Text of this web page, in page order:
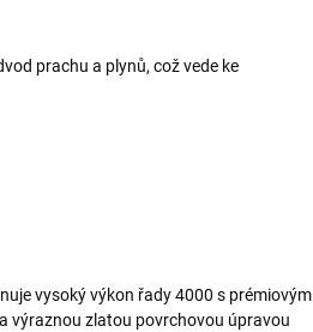
prachu a plynů, což vede ke
vysoký výkon řady 4000 s prémiovým
výraznou zlatou povrchovou úpravou